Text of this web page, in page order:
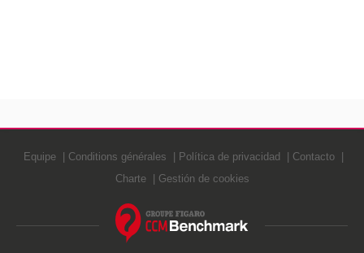
Equipe Conditions générales Política de privacidad
Contacto
Charte
Gestión de cookies